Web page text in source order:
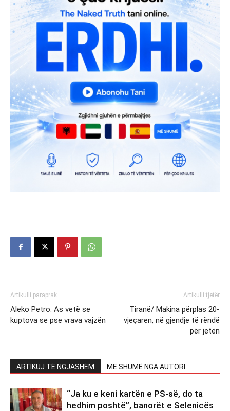
Artikulli paraprak
Aleko Petro: As vetë se
kuptova se pse vrava vajzën
Artikulli tjetër
Tiranë/ Makina përplas 20-
vjeçaren, në gjendje të rëndë
për jetën
ARTIKUJ TË NGJASHËM MË SHUMË NGA AUTORI
“Ja ku e keni kartën e PS-së, do ta
hedhim poshtë”, banorët e Selenicës